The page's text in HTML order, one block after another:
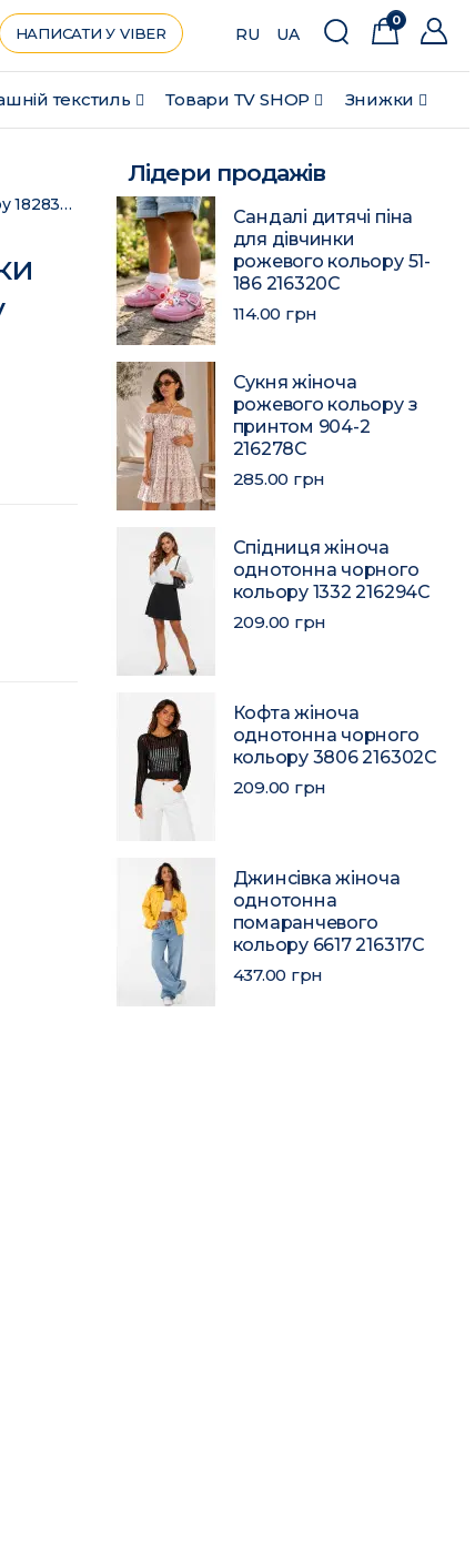
текстиль Товари ТV SHOP Знижки
НАПИСАТИ У VIBER RU UA
0
Блуза дитяча для дівчинки темно-рожевого кольору 182832C
Лідери продажів
Сандалі дитячі піна
для дівчинки
рожевого кольору 51-
186 216320C
114.00 грн
Сукня жіноча
рожевого кольору з
принтом 904-2
216278C
285.00 грн
Спідниця жіноча
однотонна чорного
кольору 1332 216294C
209.00 грн
Кофта жіноча
однотонна чорного
кольору 3806 216302C
209.00 грн
Джинсівка жіноча
однотонна
помаранчевого
кольору 6617 216317C
437.00 грн